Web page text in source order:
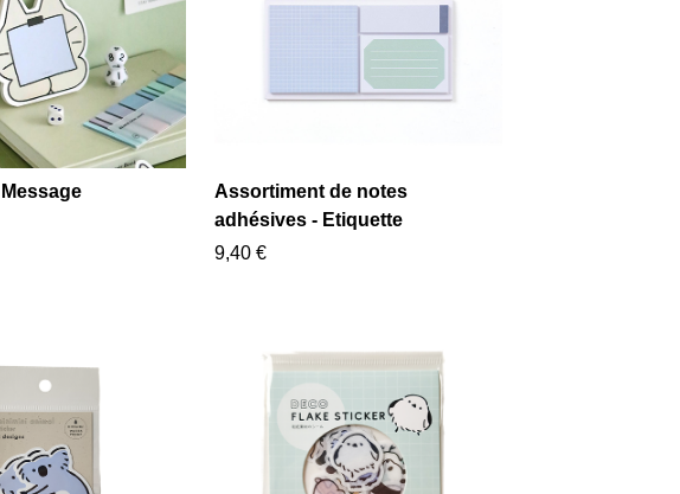
Assortiment de notes
adhésives - Etiquette
9,40 €